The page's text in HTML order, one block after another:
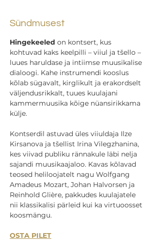
Sündmusest
Hingekeeled on kontsert, kus
kohtuvad kaks keelpilli – viiul ja tšello –
luues haruldase ja intiimse muusikalise
dialoogi. Kahe instrumendi kooslus
kõlab sügavalt, kirglikult ja erakordselt
väljendusrikkalt, tuues kuulajani
kammermuusika kõige nüansirikkama
külje.
Kontserdil astuvad üles viiuldaja Ilze
Kirsanova ja tšellist Irina Vilegzhanina,
kes viivad publiku rännakule läbi nelja
sajandi muusikaajaloo. Kavas kõlavad
teosed heliloojatelt nagu Wolfgang
Amadeus Mozart, Johan Halvorsen ja
Reinhold Glière, pakkudes kuulajatele
nii klassikalisi pärleid kui ka virtuoosset
koosmängu.
OSTA PILET